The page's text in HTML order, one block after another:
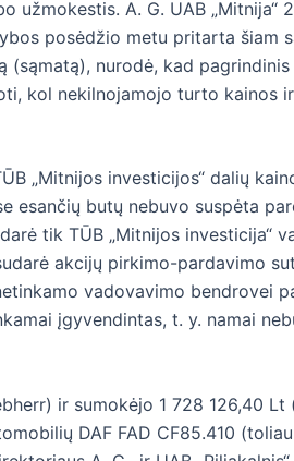
A. G. UAB „Mitnija“
posėdžio metu pritarta šiam
nurodė, kad
kol nekilnojamojo turto kainos
„Mitnijos investicijos“ dalių
esančių butų nebuvo suspėta
tik TŪB „Mitnijos investicija“
akcijų pirkimo-pardavimo
vadovavimo bendrovei
įgyvendintas, t. y. namai
ir sumokėjo 1 728 126,40 Lt
DAF FAD CF85.410